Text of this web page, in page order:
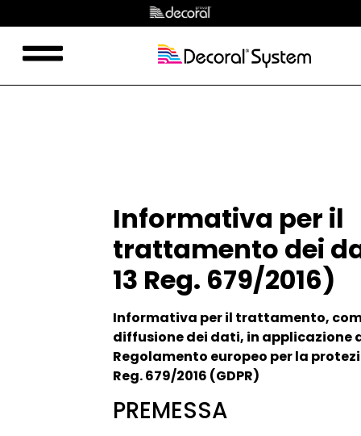
Privacy e cookie
policy
Informativa per il
trattamento dei
13 Reg. 679/2016)
Informativa per il trattamento,
diffusione dei dati, in applicazione
Regolamento europeo per la
Reg. 679/2016 (GDPR)
PREMESSA